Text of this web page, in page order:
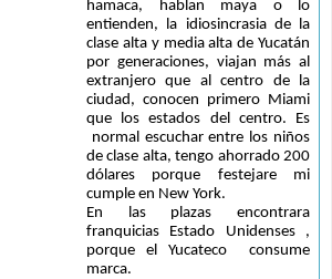
hamaca, hablan maya o lo
entienden, la idiosincrasia de la
clase alta y media alta de Yucatán
por generaciones, viajan más al
extranjero que al centro de la
ciudad, conocen primero Miami
que los estados del centro. Es
normal escuchar entre los niños
de clase alta, tengo ahorrado 200
dólares porque festejare mi
cumple en New York.
En las plazas encontrara
franquicias Estado Unidenses ,
porque el Yucateco  consume
marca.